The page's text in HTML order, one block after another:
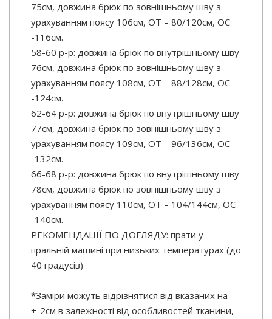
75см, довжина брюк по зовнішньому шву з
урахуванням поясу 106см, ОТ – 80/120см, ОС
-116см.
58-60 р-р: довжина брюк по внутрішньому шву
76см, довжина брюк по зовнішньому шву з
урахуванням поясу 108см, ОТ – 88/128см, ОС
-124см.
62-64 р-р: довжина брюк по внутрішньому шву
77см, довжина брюк по зовнішньому шву з
урахуванням поясу 109см, ОТ – 96/136см, ОС
-132см.
66-68 р-р: довжина брюк по внутрішньому шву
78см, довжина брюк по зовнішньому шву з
урахуванням поясу 110см, ОТ – 104/144см, ОС
-140см.
РЕКОМЕНДАЦІЇ ПО ДОГЛЯДУ: прати у
пральній машині при низьких температурах (до
40 градусів)
*Заміри можуть відрізнятися від вказаних на
+-2см в залежності від особливостей тканини,